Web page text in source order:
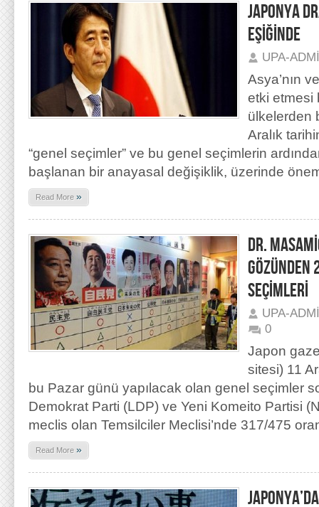
JAPONYA
EŞİĞİNDE
UPA-
Asya’nın
etki etmesi
ülkelerden
Aralık
“genel seçimler” ve bu genel seçimlerin
başlanan bir anayasal değişiklik, üzerinde
Read More »
DR.
GÖZÜNDEN
SEÇİMLERİ
UPA-
0
Japon
sitesi) 11
bu Pazar günü yapılacak olan genel seçimler
Demokrat Parti (LDP) ve Yeni Komeito Partisi
meclis olan Temsilciler Meclisi’nde 317/475
Read More »